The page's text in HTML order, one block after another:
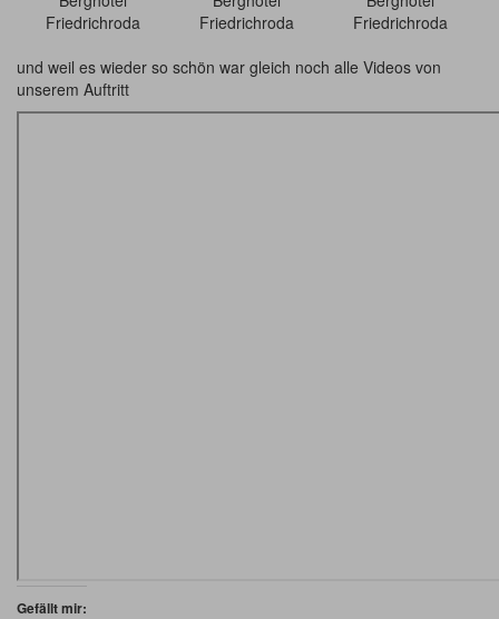
Friedrichroda
Friedrichroda
Friedrichroda
und weil es wieder so schön war gleich noch alle Videos von
unserem Auftritt
Gefällt mir: